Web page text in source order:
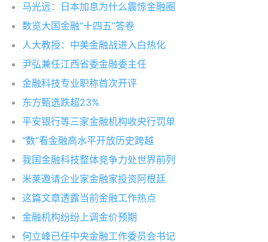
马光远：日本加息为什么震惊金融圈
数览大国金融“十四五”答卷
人大教授：中美金融战进入白热化
尹弘兼任江西省委金融委主任
金融科技专业职称首次开评
东方甄选跌超23%
平安银行等三家金融机构收央行罚单
“数”看金融高水平开放历史跨越
我国金融科技整体竞争力处世界前列
米莱邀请企业家金融家投资阿根廷
这篇文章透露当前金融工作热点
金融机构纷纷上调金价预期
何立峰已任中央金融工作委员会书记